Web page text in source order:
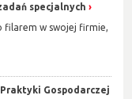
specjalnych
filarem w swojej firmie,
Gospodarczej